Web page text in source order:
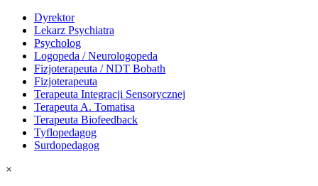
Dyrektor
Lekarz Psychiatra
Psycholog
Logopeda / Neurologopeda
Fizjoterapeuta / NDT Bobath
Fizjoterapeuta
Terapeuta Integracji Sensorycznej
Terapeuta A. Tomatisa
Terapeuta Biofeedback
Tyflopedagog
Surdopedagog
×